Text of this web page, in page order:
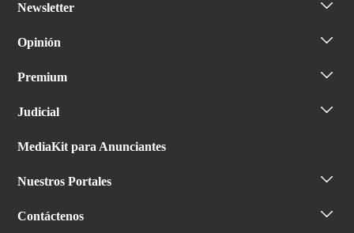
Newsletter
Opinión
Premium
Judicial
MediaKit para Anunciantes
Nuestros Portales
Contáctenos